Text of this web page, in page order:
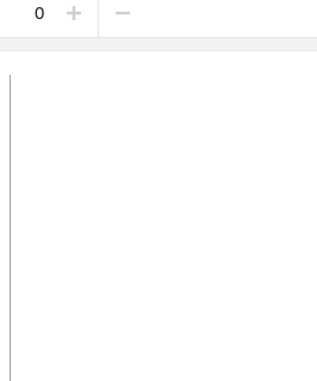
0